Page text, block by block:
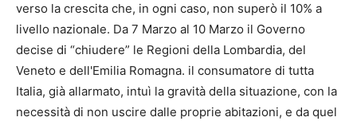
verso la crescita che, in ogni caso, non superò il 10% a
livello nazionale. Da 7 Marzo al 10 Marzo il Governo
decise di “chiudere” le Regioni della Lombardia, del
Veneto e dell'Emilia Romagna. il consumatore di tutta
Italia, già allarmato, intuì la gravità della situazione, con la
necessità di non uscire dalle proprie abitazioni, e da quel